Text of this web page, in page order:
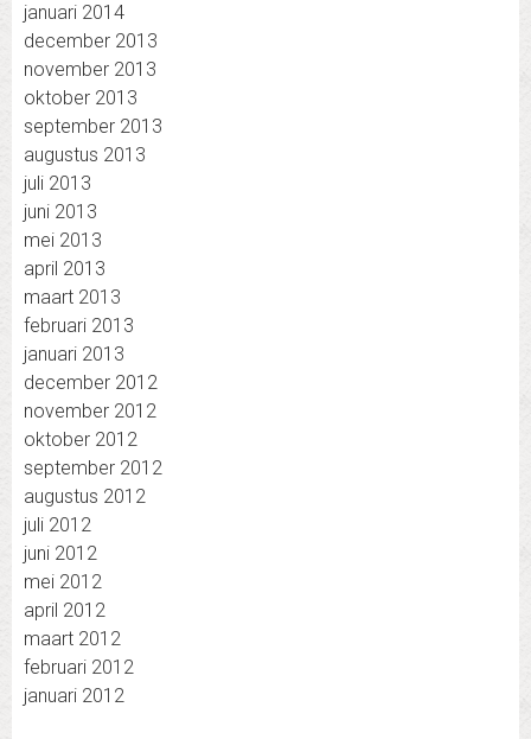
januari 2014
december 2013
november 2013
oktober 2013
september 2013
augustus 2013
juli 2013
juni 2013
mei 2013
april 2013
maart 2013
februari 2013
januari 2013
december 2012
november 2012
oktober 2012
september 2012
augustus 2012
juli 2012
juni 2012
mei 2012
april 2012
maart 2012
februari 2012
januari 2012